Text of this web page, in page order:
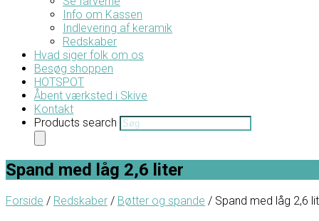
Info om Kassen
Indlevering af keramik
Redskaber
Hvad siger folk om os
Besøg shoppen
HOTSPOT
Åbent værksted i Skive
Kontakt
Products search
Spand med låg 2,6 liter
Forside / Redskaber / Bøtter og spande / Spand med låg 2,6